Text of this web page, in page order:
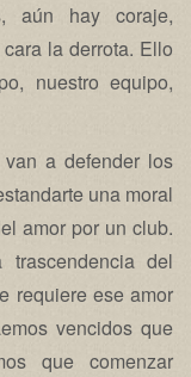
aún hay coraje,
la derrota. Ello
nuestro equipo,
a defender los
una moral
amor por un club.
del
requiere ese amor
vencidos que
que comenzar